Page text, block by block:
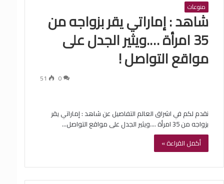
منوعات
شاهد : إماراتي يقر بزواجه من
35 امرأة ….ويثير الجدل على
مواقع التواصل !
0
51
نقدم لكم في اشراق العالم التفاصيل عن شاهد : إماراتي يقر
بزواجه من 35 امرأة ….ويثير الجدل على مواقع التواصل…
أكمل القراءة »